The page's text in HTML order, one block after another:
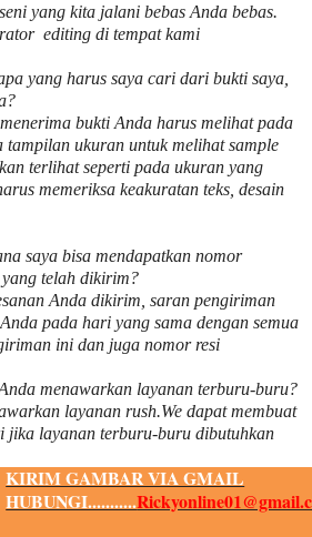
yang kita jalani bebas Anda bebas.
editing di tempat kami
yang harus saya cari dari bukti saya,
bukti Anda harus melihat pada
tampilan ukuran untuk melihatsample
terlihat seperti pada ukuran yang
memeriksa keakuratan teks, desain
saya bisa mendapatkan nomor
yang telah dikirim?
Anda dikirim, saran pengiriman
pada hari yang sama dengan semua
ini dan juga nomorresi
menawarkan layanan terburu-buru?
layanan rush.We dapat membuat
jika layanan terburu-buru dibutuhkan
KIRIM GAMBAR VIA GMAIL
HUBUNGI...........